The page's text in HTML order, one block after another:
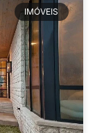
IMÓVEIS